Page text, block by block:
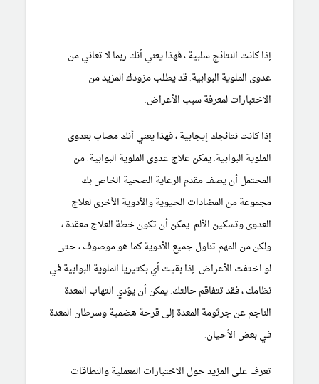
إذا كانت النتائج سلبية ، فهذا يعني أنك ربما لا تعاني من
عدوى الملوية البوابية. قد يطلب مزودك المزيد من
الاختبارات لمعرفة سبب الأعراض.
إذا كانت نتائجك إيجابية ، فهذا يعني أنك مصاب بعدوى
الملوية البوابية. يمكن علاج عدوى الملوية البوابية. من
المحتمل أن يصف مقدم الرعاية الصحية الخاص بك
مجموعة من المضادات الحيويةوالأدوية الأخرى لعلاج
العدوى وتسكين الألم. يمكن أن تكون خطة العلاج معقدة ،
ولكن من المهم تناول جميع الأدوية كما هو موصوف ، حتى
لو اختفت الأعراض. إذا بقيت أي بكتيريا الملوية البوابية في
نظامك ، فقد تتفاقم حالتك. يمكن أن يؤدي التهاب المعدة
الناجم عن جرثومة المعدة إلى قرحة هضمية وسرطان المعدة
في بعض الأحيان.
تعرف على المزيد حول الاختبارات المعملية والنطاقات